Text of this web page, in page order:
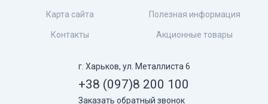
Карта сайта
Контакты
Полезная информация
Акционные товары
г. Харьков, ул. Металлиста 6
+38 (097)8 200 100
Заказать обратный звонок